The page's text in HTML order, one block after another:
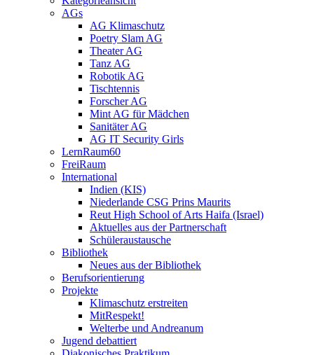
AGs
AG Klimaschutz
Poetry Slam AG
Theater AG
Tanz AG
Robotik AG
Tischtennis
Forscher AG
Mint AG für Mädchen
Sanitäter AG
AG IT Security Girls
LernRaum60
FreiRaum
International
Indien (KIS)
Niederlande CSG Prins Maurits
Reut High School of Arts Haifa (Israel)
Aktuelles aus der Partnerschaft
Schüleraustausche
Bibliothek
Neues aus der Bibliothek
Berufsorientierung
Projekte
Klimaschutz erstreiten
MitRespekt!
Welterbe und Andreanum
Jugend debattiert